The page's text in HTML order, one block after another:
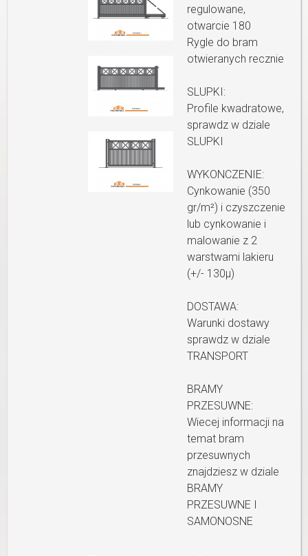
regulowane,
otwarcie 180
Rygle do bram
otwieranych recznie
SLUPKI:
Profile kwadratowe,
sprawdz w dziale
SLUPKI
WYKONCZENIE:
Cynkowanie (350
gr/m²) i czyszczenie
lub cynkowanie i
malowanie z 2
warstwami lakieru
(+/- 130µ)
DOSTAWA:
Warunki dostawy
sprawdz w dziale
TRANSPORT
BRAMY
PRZESUWNE:
Wiecej informacji na
temat bram
przesuwnych
znajdziesz w dziale
BRAMY
PRZESUWNE I
SAMONOSNE